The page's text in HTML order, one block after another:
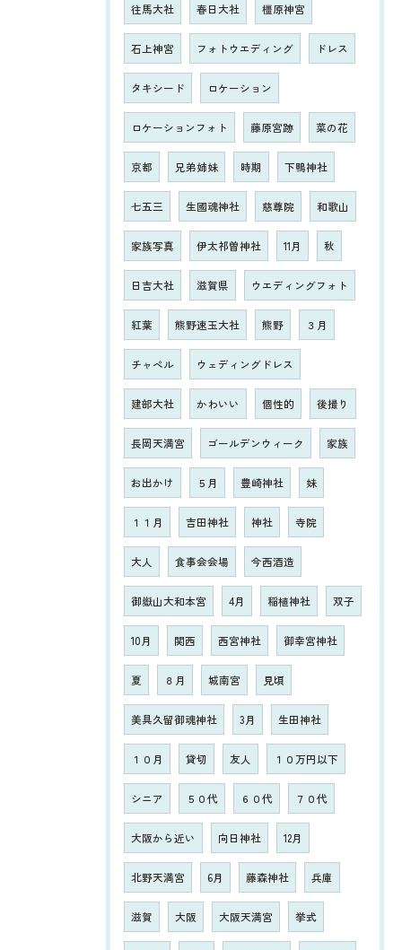
往馬大社 春日大社 橿原神宮
石上神宮 フォトウエディング ドレス
タキシード ロケーション
ロケーションフォト 藤原宮跡 菜の花
京都 兄弟姉妹 時期 下鴨神社
七五三 生國魂神社 慈尊院 和歌山
家族写真 伊太祁曽神社 11月 秋
日吉大社 滋賀県 ウエディングフォト
紅葉 熊野速玉大社 熊野 ３月
チャペル ウェディングドレス
建部大社 かわいい 個性的 後撮り
長岡天満宮 ゴールデンウィーク 家族
お出かけ ５月 豊崎神社 妹
１１月 吉田神社 神社 寺院
大人 食事会会場 今西酒造
御嶽山大和本宮 4月 稲植神社 双子
10月 関西 西宮神社 御幸宮神社
夏 ８月 城南宮 見頃
美具久留御魂神社 3月 生田神社
１０月 貸切 友人 １０万円以下
シニア ５０代 ６０代 ７０代
大阪から近い 向日神社 12月
北野天満宮 6月 藤森神社 兵庫
滋賀 大阪 大阪天満宮 挙式